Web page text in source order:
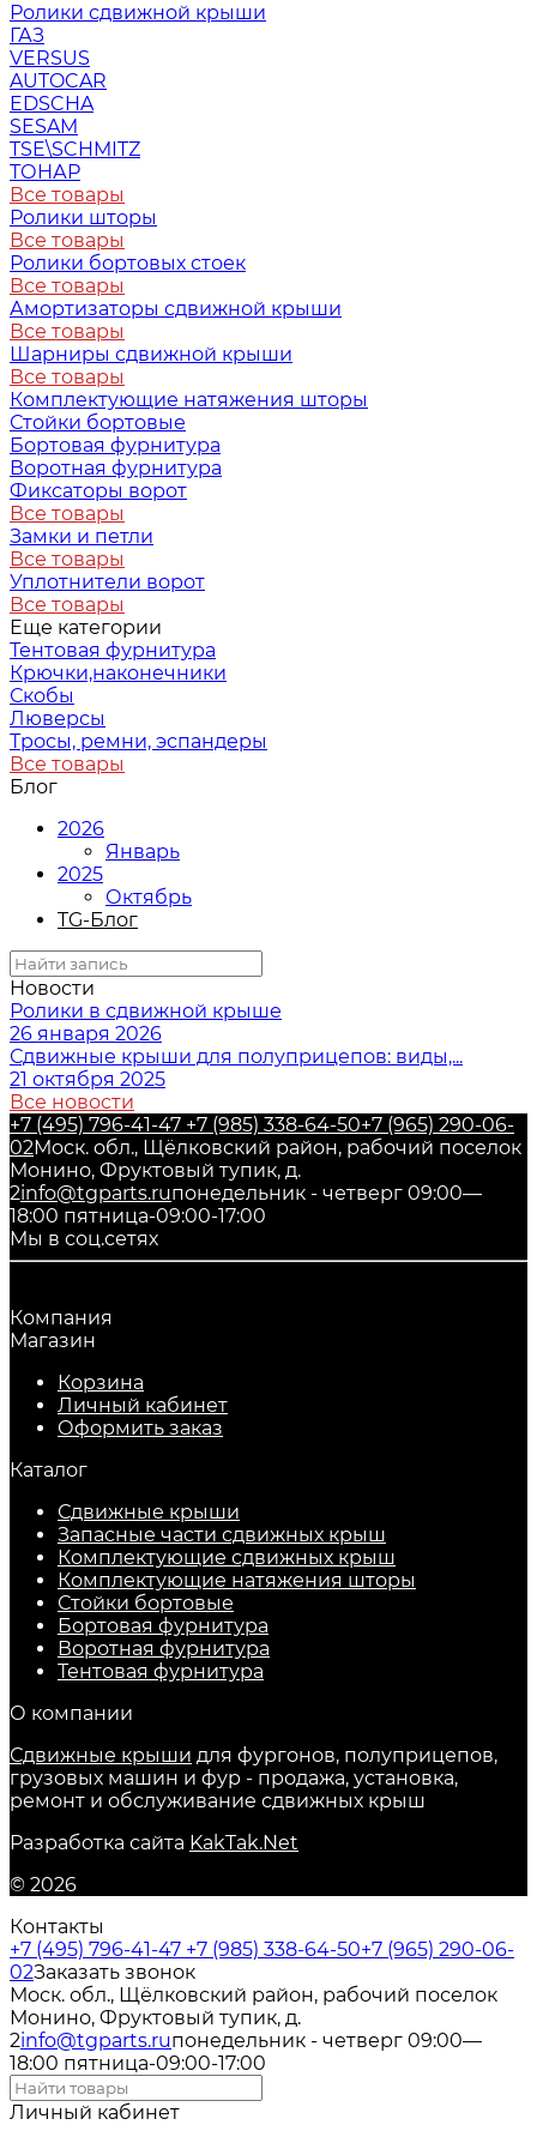
Ролики сдвижной крыши
ГАЗ
VERSUS
AUTOCAR
EDSCHA
SESAM
TSE\SCHMITZ
ТОНАР
Все товары
Ролики шторы
Все товары
Ролики бортовых стоек
Все товары
Амортизаторы сдвижной крыши
Все товары
Шарниры сдвижной крыши
Все товары
Комплектующие натяжения шторы
Стойки бортовые
Бортовая фурнитура
Воротная фурнитура
Фиксаторы ворот
Все товары
Замки и петли
Все товары
Уплотнители ворот
Все товары
Еще категории
Тентовая фурнитура
Крючки,наконечники
Скобы
Люверсы
Тросы, ремни, эспандеры
Все товары
Блог
2026
Январь
2025
Октябрь
TG-Блог
Новости
Ролики в сдвижной крыше
26 января 2026
Сдвижные крыши для полуприцепов: виды,...
21 октября 2025
Все новости
+7 (495) 796-41-47 +7 (985) 338-64-50+7 (965) 290-06-
02Моск. обл., Щёлковский район, рабочий поселок
Монино, Фруктовый тупик, д.
2info@tgparts.ruпонедельник - четверг 09:00—
18:00 пятница-09:00-17:00
Мы в соц.сетях
Компания
Магазин
Корзина
Личный кабинет
Оформить заказ
Каталог
Сдвижные крыши
Запасные части сдвижных крыш
Комплектующие сдвижных крыш
Комплектующие натяжения шторы
Стойки бортовые
Бортовая фурнитура
Воротная фурнитура
Тентовая фурнитура
О компании
Сдвижные крыши для фургонов, полуприцепов,
грузовых машин и фур - продажа, установка,
ремонт и обслуживание сдвижных крыш
Разработка сайта KakTak.Net
© 2026
Контакты
+7 (495) 796-41-47 +7 (985) 338-64-50+7 (965) 290-06-
02Заказать звонок
Моск. обл., Щёлковский район, рабочий поселок
Монино, Фруктовый тупик, д.
2info@tgparts.ruпонедельник - четверг 09:00—
18:00 пятница-09:00-17:00
Личный кабинет